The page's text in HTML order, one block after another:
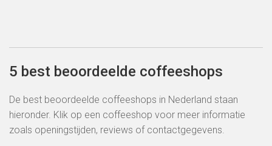
Toon kaart
5 best beoordeelde coffeeshops
De best beoordeelde coffeeshops in Nederland staan
hieronder. Klik op een coffeeshop voor meer informatie
zoals openingstijden, reviews of contactgegevens.